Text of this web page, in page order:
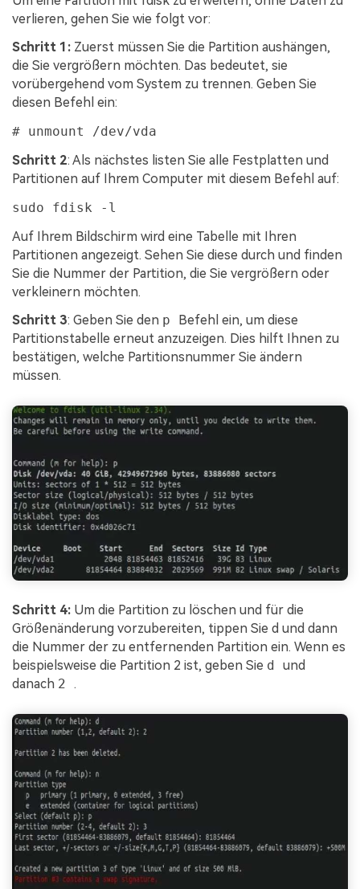
verlieren, gehen Sie wie folgt vor:
Schritt 1: Zuerst müssen Sie die Partition aushängen,
die Sie vergrößern möchten. Das bedeutet, sie
vorübergehend vom System zu trennen. Geben Sie
diesen Befehl ein:
# unmount /dev/vda
Schritt 2: Als nächstes listen Sie alle Festplatten und
Partitionen auf Ihrem Computer mit diesem Befehl auf:
sudo fdisk -l
Auf Ihrem Bildschirm wird eine Tabelle mit Ihren
Partitionen angezeigt. Sehen Sie diese durch und finden
Sie die Nummer der Partition, die Sie vergrößern oder
verkleinern möchten.
Schritt 3: Geben Sie den p
Befehl ein, um diese
Partitionstabelle erneut anzuzeigen. Dies hilft Ihnen zu
bestätigen, welche Partitionsnummer Sie ändern
müssen.
Schritt 4: Um die Partition zu löschen und für die
Größenänderung vorzubereiten, tippen Sie d und dann
die Nummer der zu entfernenden Partition ein. Wenn es
beispielsweise die Partition 2 ist, geben Sie d und
danach 2 .